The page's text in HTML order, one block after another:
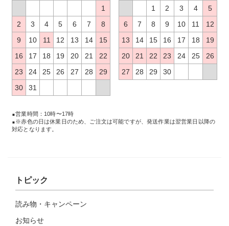
1
2
3 4 5 6 7
8
9
10 11 12 13 14
15
16
17 18 19 20 21
22
23
24 25 26 27 28
29
30
31
1
2 3 4
5
6
7 8 9 10 11
12
13
14 15 16 17 18
19
20
21 22 23 24 25
26
27
28 29 30
営業時間：10時〜17時
※赤色の日は休業日のため、ご注文は可能ですが、発送作業は翌営業日以降の
対応となります。
トピック
読み物・キャンペーン
お知らせ